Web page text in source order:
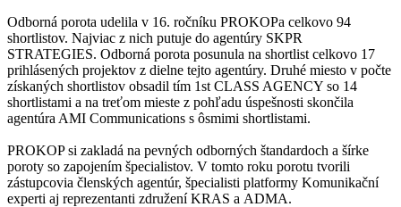
Odborná porota udelila v 16. ročníku PROKOPa celkovo 94
shortlistov. Najviac z nich putuje do agentúry SKPR
STRATEGIES. Odborná porota posunula na shortlist celkovo 17
prihlásených projektov z dielne tejto agentúry. Druhé miesto v počte
získaných shortlistov obsadil tím 1st CLASS AGENCY so 14
shortlistami a na treťom mieste z pohľadu úspešnosti skončila
agentúra AMI Communications s ôsmimi shortlistami.
PROKOP si zakladá na pevných odborných štandardoch a šírke
poroty so zapojením špecialistov. V tomto roku porotu tvorili
zástupcovia členských agentúr, špecialisti platformy Komunikační
experti aj reprezentanti združení KRAS a ADMA.